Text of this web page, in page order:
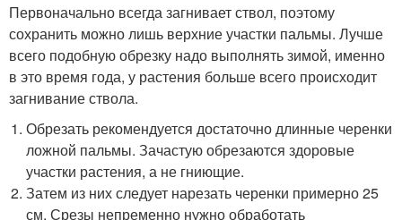
Первоначально всегда загнивает ствол, поэтому
сохранить можно лишь верхние участки пальмы. Лучше
всего подобную обрезку надо выполнять зимой, именно
в это время года, у растения больше всего происходит
загнивание ствола.
Обрезать рекомендуется достаточно длинные черенки
ложной пальмы. Зачастую обрезаются здоровые
участки растения, а не гниющие.
Затем из них следует нарезать черенки примерно 25
см. Срезы непременно нужно обработать